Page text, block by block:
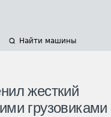
Найти машины
жесткий
грузовиками